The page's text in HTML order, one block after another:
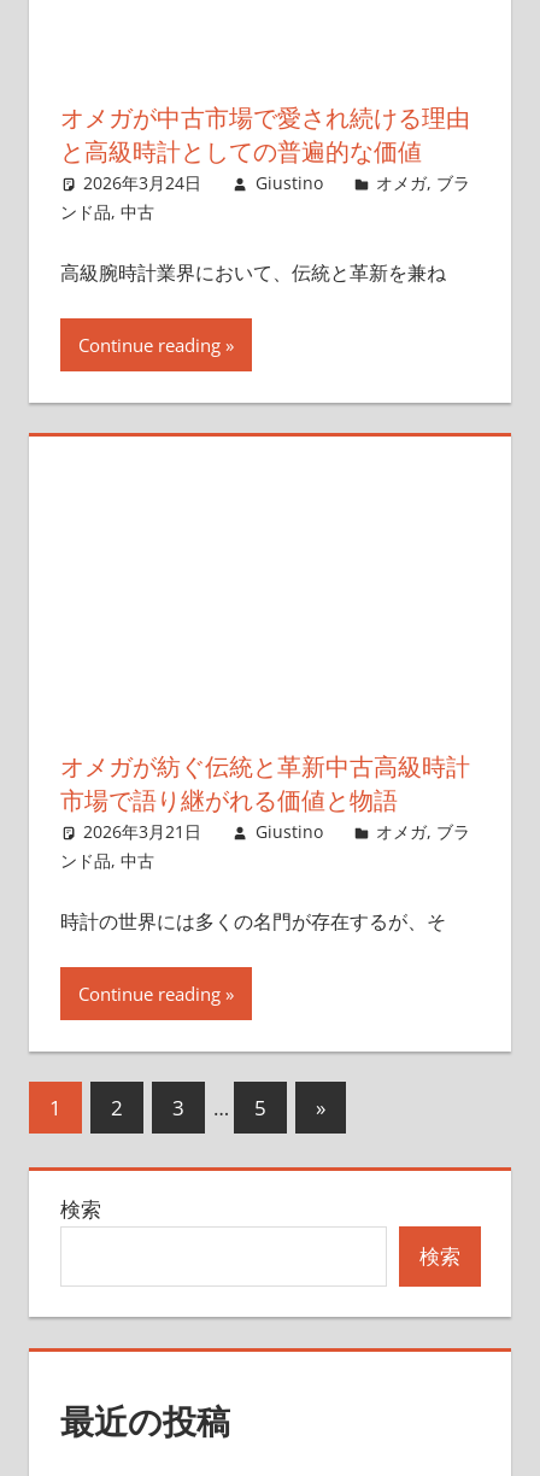
オメガが中古市場で愛され続ける理由
と高級時計としての普遍的な価値
2026年3月24日 Giustino オメガ, ブラ
ンド品, 中古
高級腕時計業界において、伝統と革新を兼ね
Continue reading
オメガが紡ぐ伝統と革新中古高級時計
市場で語り継がれる価値と物語
2026年3月21日 Giustino オメガ, ブラ
ンド品, 中古
時計の世界には多くの名門が存在するが、そ
Continue reading
投
の
ー
ジ
り
1 2 3 … 5
次
の
記
»
検索
検索
最近の投稿